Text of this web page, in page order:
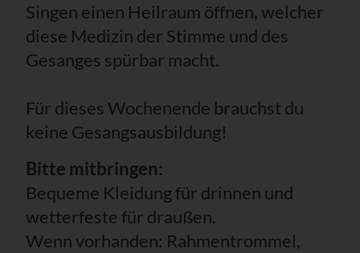
Singen einen Heilraum öffnen, welcher
diese Medizin der Stimme und des
Gesanges spürbar macht.
Für dieses Wochenende brauchst du
keine Gesangsausbildung!
Bitte mitbringen:
Bequeme Kleidung für drinnen und
wetterfeste für draußen.
Wenn vorhanden: Rahmentrommel,